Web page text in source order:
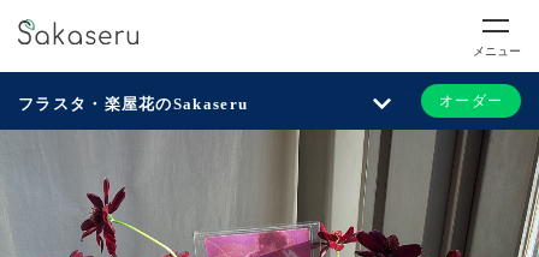
メニュー
フラスタ・楽屋花のSakaseru オーダー